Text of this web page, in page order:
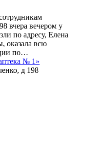
вчера вечером у
по адресу, Елена
оказала всю
по…
№ 1 »
д 198